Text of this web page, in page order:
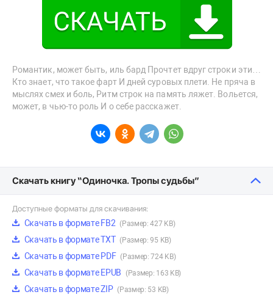
Романтик, может быть, иль бард Прочтет вдруг строки эти…
Кто знает, что такое фарт И дней суровых плети. Не пряча в
мыслях смех и боль, Ритм строк на память ляжет. Вольется,
может, в чью-то роль И о себе расскажет.
Скачать книгу “Одиночка. Тропы судьбы”
Доступные форматы для скачивания:
Скачать в формате FB2 (Размер: 427 KB)
Скачать в формате TXT (Размер: 95 KB)
Скачать в формате PDF (Размер: 724 KB)
Скачать в формате EPUB (Размер: 163 KB)
Скачать в формате ZIP (Размер: 53 KB)